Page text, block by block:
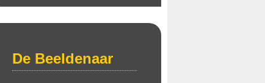
De Beeldenaar